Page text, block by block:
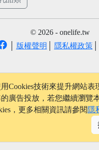
© 2026 - onelife.tw
版權聲明 隱私權政策│
Cookies技術來提升網站表
廣告投放，若您繼續瀏覽
，更多相關資訊請參閱 隱